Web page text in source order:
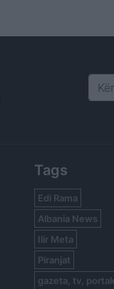
Tags
Edi Rama
Albania News
Ilir Meta
Piranjat
gazeta, tv,